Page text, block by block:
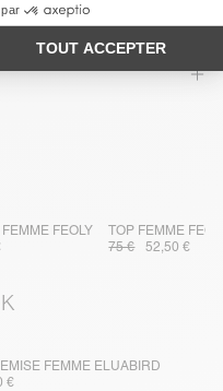
FEOLY
TOP FEMME
75 €
52,50 €
FEMME ELUABIRD
€